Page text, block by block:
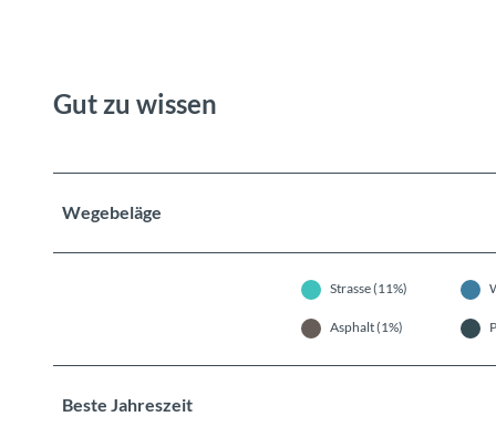
Gut zu wissen
Wegebeläge
Strasse (11%)
Asphalt (1%)
Beste Jahreszeit